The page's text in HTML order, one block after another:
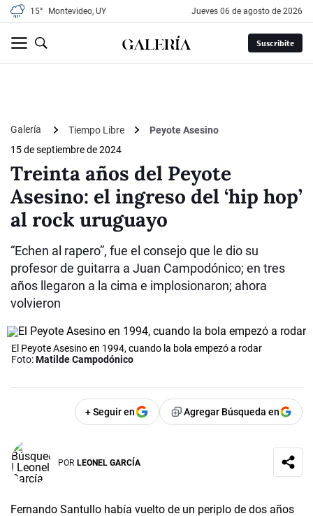
15° Montevideo, UY jueves 06 de agosto de 2026
Suscribite
Galería Tiempo Libre
Peyote Asesino
15 de septiembre de 2024
Treinta años del Peyote
Asesino: el ingreso del ‘hip hop’
al rock uruguayo
“Echen al rapero”, fue el consejo que le dio su
profesor de guitarra a Juan Campodónico; en tres
años llegaron a la cima e implosionaron; ahora
volvieron
El Peyote Asesino en 1994, cuando la bola empezó a rodar
Foto:Matilde Campodónico
+ Seguir en Agregar Búsqueda en
POR LEONEL GARCÍA
Fernando Santullo había vuelto de un periplo de dos años